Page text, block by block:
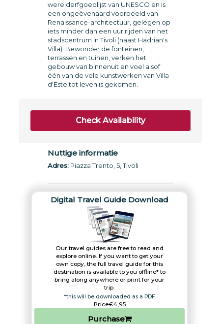
werelderfgoedlijst van UNESCO en is
een ongeëvenaard voorbeeld van
Renaissance-architectuur, gelegen op
iets minder dan een uur rijden van het
stadscentrum in Tivoli (naast Hadrian's
Villa). Bewonder de fonteinen,
terrassen en tuinen, verken het
gebouw van binnenuit en voel alsof
één van de vele kunstwerken van Villa
d'Este tot leven is gekomen.
Nuttige informatie
Adres:Piazza Trento, 5, Tivoli
Check Availability
Digital Travel Guide Download
Our travel guides are free to read and
explore online. If you want to get your
own copy, the full travel guide for this
destination is available to you offline* to
bring along anywhere or print for your
trip.​
*this will be downloaded as a PDF.
Price€4,95
Purchase